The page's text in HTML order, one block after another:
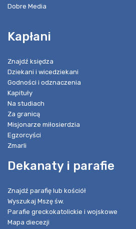
Dobre Media
Kapłani
Znajdź księdza
Dziekani i wicedziekani
Godności i odznaczenia
Kapituły
Na studiach
Za granicą
Misjonarze miłosierdzia
Egzorcyści
Zmarli
Dekanaty i parafie
Znajdź parafię lub kościół
Wyszukaj Mszę św.
Parafie greckokatolickie i wojskowe
Mapa diecezji